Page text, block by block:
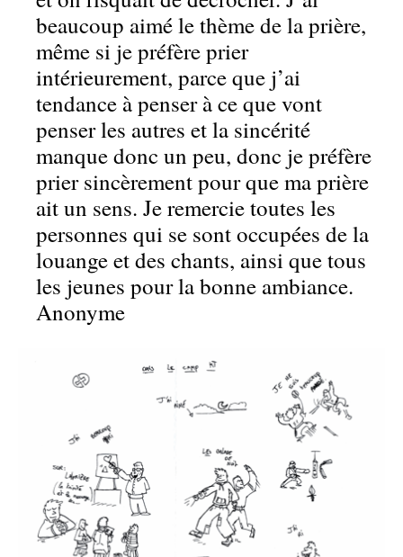
beaucoup aimé le thème de la prière,
même si je préfère prier
intérieurement, parce que j’ai
tendance à penser à ce que vont
penser les autres et la sincérité
manque donc un peu, donc je préfère
prier sincèrement pour que ma prière
ait un sens. Je remercie toutes les
personnes qui se sont occupées de la
louange et des chants, ainsi que tous
les jeunes pour la bonne ambiance.
Anonyme